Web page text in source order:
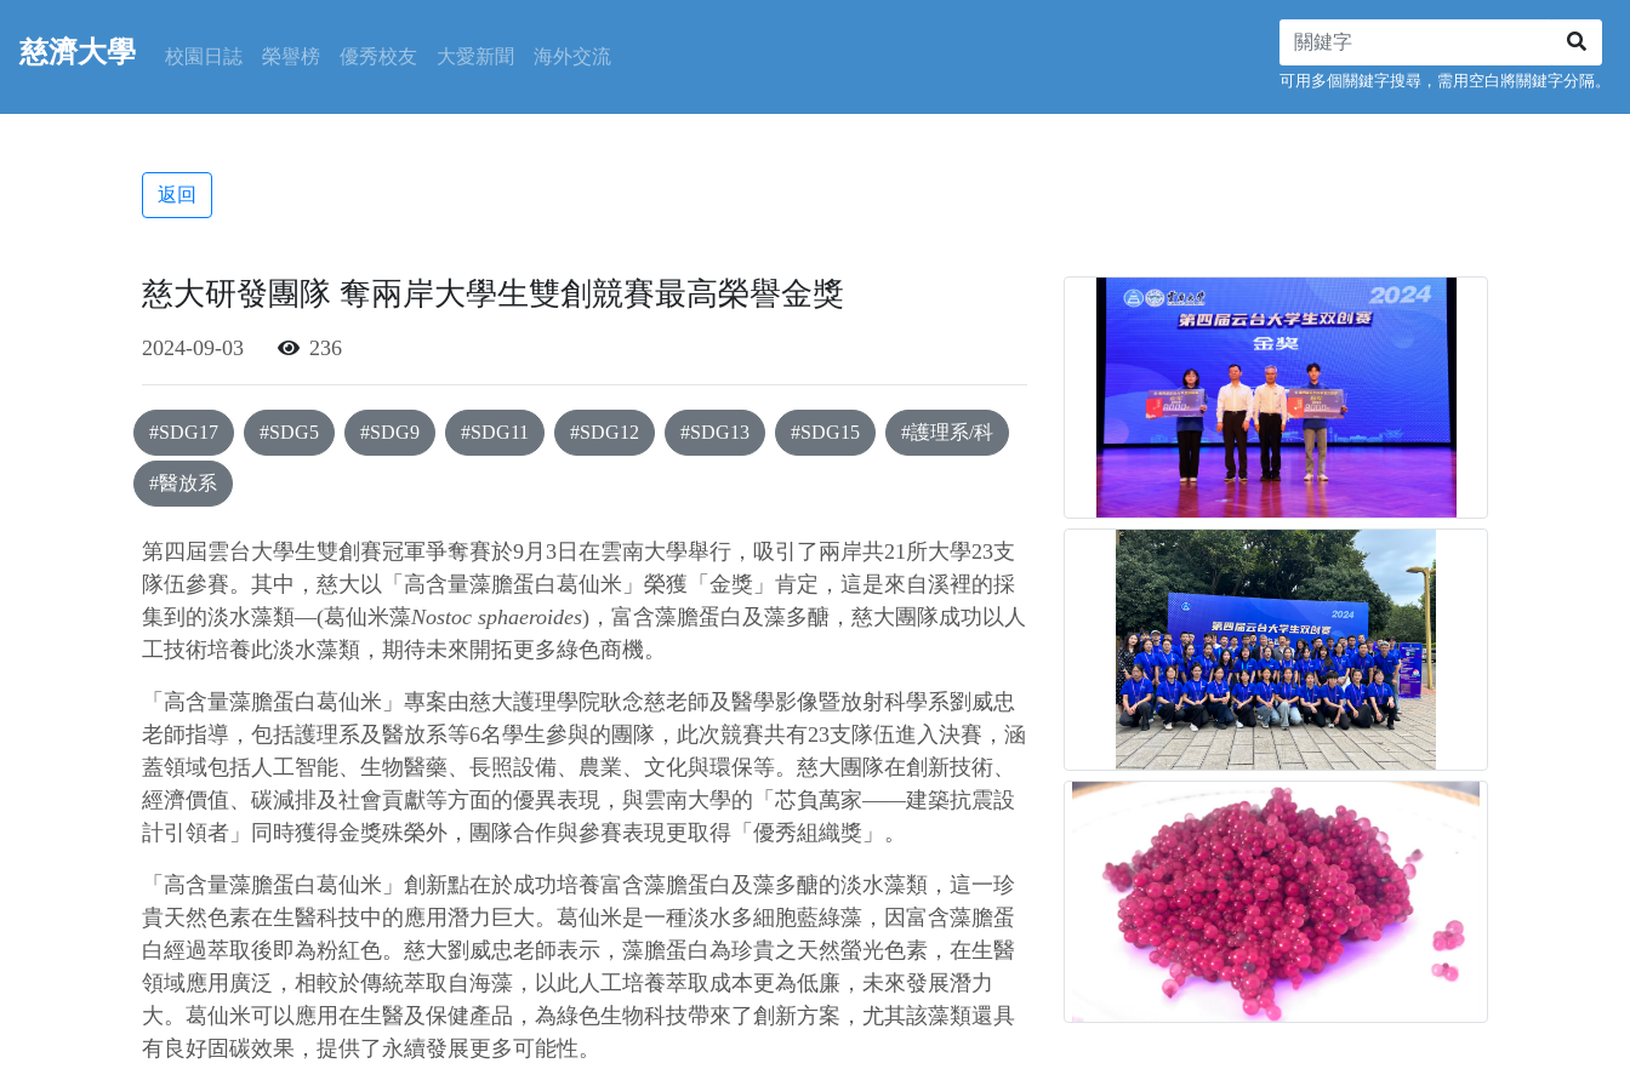
慈濟大學 校園日誌 榮譽榜 優秀校友 大愛新聞 海外交流
可用多個關鍵字搜尋，需用空白將關鍵字分隔。
返回
慈大研發團隊 奪兩岸大學生雙創競賽最高榮譽金獎
2024-09-03 236
#SDG17 #SDG5 #SDG9 #SDG11 #SDG12 #SDG13 #SDG15 #護理系/科
#醫放系
第四屆雲台大學生雙創賽冠軍爭奪賽於9月3日在雲南大學舉行，吸引了兩岸共21所大學23支
隊伍參賽。其中，慈大以「高含量藻膽蛋白葛仙米」榮獲「金獎」肯定，這是來自溪裡的採
集到的淡水藻類—(葛仙米藻Nostoc sphaeroides)，富含藻膽蛋白及藻多醣，慈大團隊成功以人
工技術培養此淡水藻類，期待未來開拓更多綠色商機。
「高含量藻膽蛋白葛仙米」專案由慈大護理學院耿念慈老師及醫學影像暨放射科學系劉威忠
老師指導，包括護理系及醫放系等6名學生參與的團隊，此次競賽共有23支隊伍進入決賽，涵
蓋領域包括人工智能、生物醫藥、長照設備、農業、文化與環保等。慈大團隊在創新技術、
經濟價值、碳減排及社會貢獻等方面的優異表現，與雲南大學的「芯負萬家——建築抗震設
計引領者」同時獲得金獎殊榮外，團隊合作與參賽表現更取得「優秀組織獎」。
「高含量藻膽蛋白葛仙米」創新點在於成功培養富含藻膽蛋白及藻多醣的淡水藻類，這一珍
貴天然色素在生醫科技中的應用潛力巨大。葛仙米是一種淡水多細胞藍綠藻，因富含藻膽蛋
白經過萃取後即為粉紅色。慈大劉威忠老師表示，藻膽蛋白為珍貴之天然螢光色素，在生醫
領域應用廣泛，相較於傳統萃取自海藻，以此人工培養萃取成本更為低廉，未來發展潛力
大。葛仙米可以應用在生醫及保健產品，為綠色生物科技帶來了創新方案，尤其該藻類還具
有良好固碳效果，提供了永續發展更多可能性。